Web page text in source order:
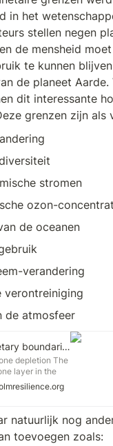
in het
stellen negen
de mensheid
te kunnen
de planeet
dit interessante
grenzen zijn als
stromen
ozon-
de oceanen
verandering
verontreiniging
de atmosfeer
The nine planetary boundaries
depletion The
layer in the
out ultraviolet
the sun. If this
will reach
natuurlijk nog
toevoegen zoals: